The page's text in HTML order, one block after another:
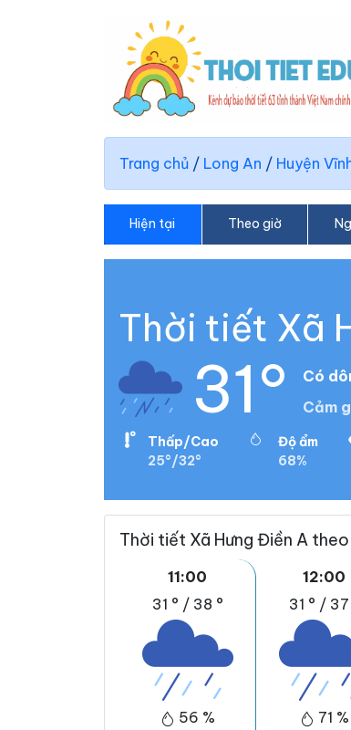
Trang chủ / Long An / Huyện
Hiện tại Theo giờ
Thời tiết Xã
31°
Có
Cảm
Thấp/Cao
25°/32°
Độ ẩm
68%
Thời tiết Xã Hưng Điền A
11:00
31 ° / 38 °
56 %
12:00
31 ° / 37
71 %